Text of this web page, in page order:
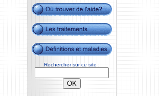
Rechercher sur ce site :